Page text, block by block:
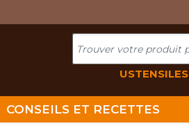
CONSEILS ET RECETTES